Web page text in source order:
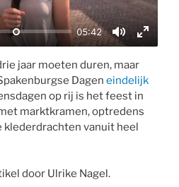
05:42
M
u
t
e
E
t
r
l
a
y
jaar moeten duren, maar
Dagen eindelijk
op rij is het feest in
marktkramen, optredens
klederdrachten vanuit heel
door Ulrike Nagel.